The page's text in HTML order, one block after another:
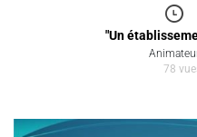
"Un
78